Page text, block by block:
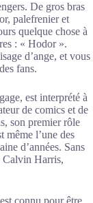
De gros bras
palefrenier et
quelque chose à
: « Hodor ».
d’ange, et vous
fans.
est interprété à
de comics et de
son premier rôle
même l’une des
d’années. Sans
Calvin Harris,